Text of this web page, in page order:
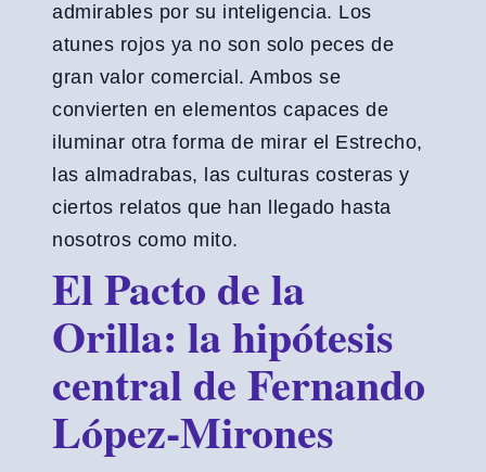
admirables por su inteligencia. Los
atunes rojos ya no son solo peces de
gran valor comercial. Ambos se
convierten en elementos capaces de
iluminar otra forma de mirar el Estrecho,
las almadrabas, las culturas costeras y
ciertos relatos que han llegado hasta
nosotros como mito.
El Pacto de la
Orilla: la hipótesis
central de Fernando
López-Mirones